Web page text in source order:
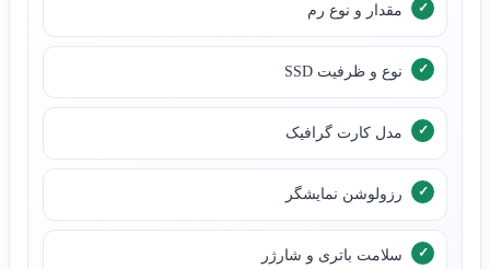
مقدار و نوع رم
نوع و ظرفیت SSD
مدل کارت گرافیک
رزولوشن نمایشگر
سلامت باتری و شارژر